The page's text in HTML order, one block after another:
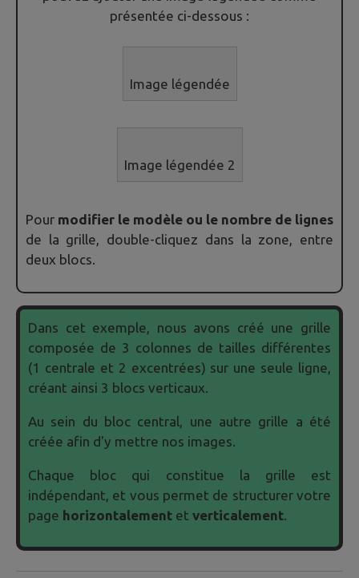
présentée ci-dessous :
Image légendée
Image légendée 2
Pour modifier le modèle ou le nombre de lignes
de la grille, double-cliquez dans la zone, entre
deux blocs.
Dans cet exemple, nous avons créé une grille
composée de 3 colonnes de tailles différentes
(1 centrale et 2 excentrées) sur une seule ligne,
créant ainsi 3 blocs verticaux.
Au sein du bloc central, une autre grille a été
créée afin d'y mettre nos images.
Chaque bloc qui constitue la grille est
indépendant, et vous permet de structurer votre
page horizontalement et verticalement.